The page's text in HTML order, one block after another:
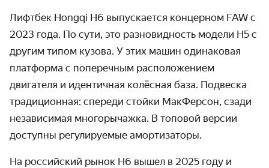
Лифтбек Hongqi H6 выпускается концерном FAW с
2023 года. По сути, это разновидность модели H5 с
другим типом кузова. У этих машин одинаковая
платформа с поперечным расположением
двигателя и идентичная колёсная база. Подвеска
традиционная: спереди стойки МакФерсон, сзади
независимая многорычажка. В топовой версии
доступны регулируемые амортизаторы.
На российский рынок H6 вышел в 2025 году и